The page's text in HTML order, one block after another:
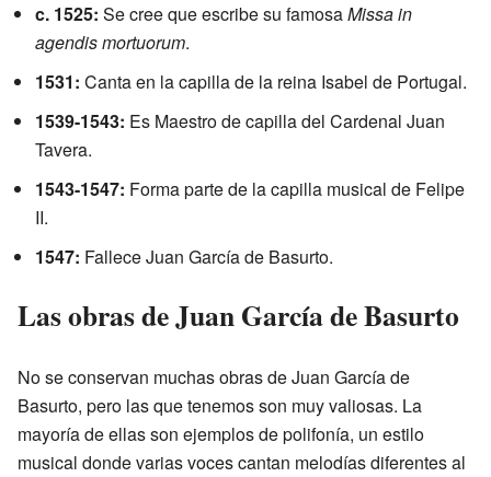
c. 1525: Se cree que escribe su famosaMissa in
agendis mortuorum.
1531: Canta en la capilla de la reina Isabel de Portugal.
1539-1543: Es Maestro de capilla del Cardenal Juan
Tavera.
1543-1547: Forma parte de la capilla musical de Felipe
II.
1547: Fallece Juan García de Basurto.
Las obras de Juan García de Basurto
No se conservan muchas obras de Juan García de
Basurto, pero las que tenemos son muy valiosas. La
mayoría de ellas son ejemplos de polifonía, un estilo
musical donde varias voces cantan melodías diferentes al